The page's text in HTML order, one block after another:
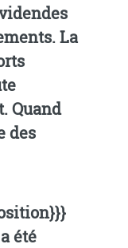
La
Quand
des
été